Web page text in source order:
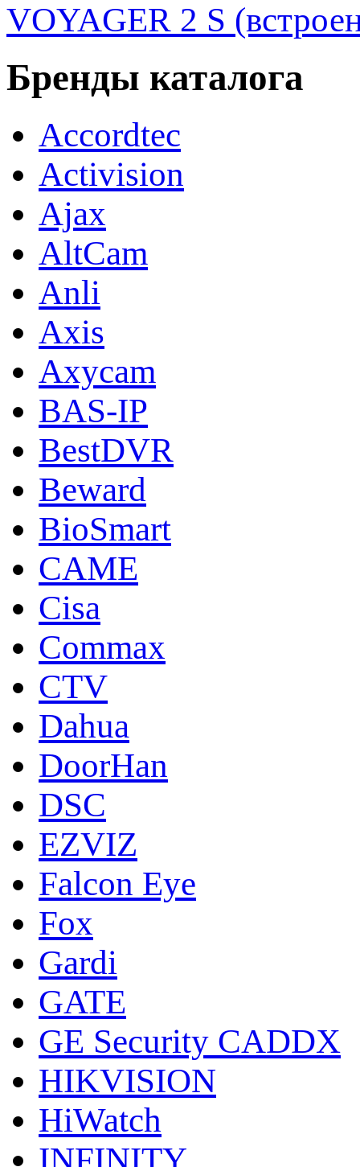
VOYAGER 2 S
Бренды каталога
Accordtec
Activision
Ajax
AltCam
Anli
Axis
Axycam
BAS-IP
BestDVR
Beward
BioSmart
CAME
Cisa
Commax
CTV
Dahua
DoorНan
DSC
EZVIZ
Falcon Eye
Fox
Gardi
GATE
GE Security CADDX
HIKVISION
HiWatch
INFINITY